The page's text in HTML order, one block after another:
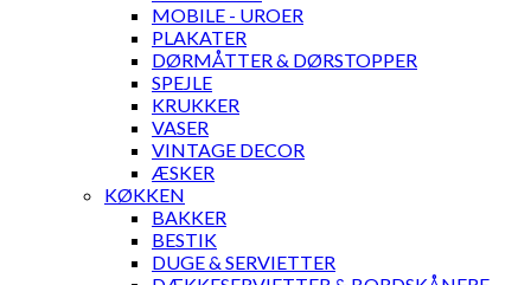
MOBILE - UROER
PLAKATER
DØRMÅTTER & DØRSTOPPER
SPEJLE
KRUKKER
VASER
VINTAGE DECOR
ÆSKER
KØKKEN
BAKKER
BESTIK
DUGE & SERVIETTER